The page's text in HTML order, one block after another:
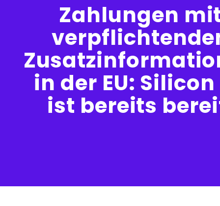
Zahlungen
in der EU:
ist bereits